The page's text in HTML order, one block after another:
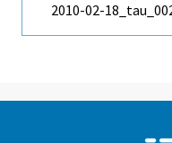
2010-02-